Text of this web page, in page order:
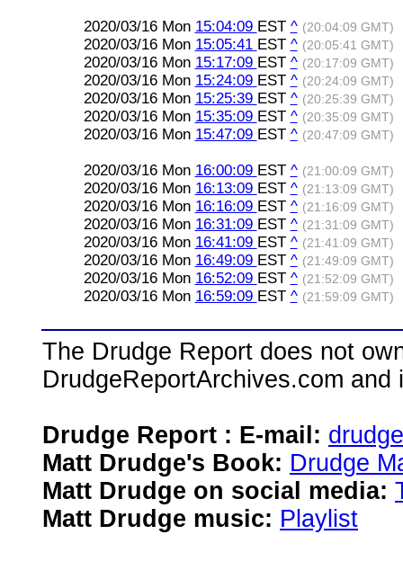
2020/03/16 Mon 15:04:09 EST ^ (20:04:09 GMT)
2020/03/16 Mon 15:05:41 EST ^ (20:05:41 GMT)
2020/03/16 Mon 15:17:09 EST ^ (20:17:09 GMT)
2020/03/16 Mon 15:24:09 EST ^ (20:24:09 GMT)
2020/03/16 Mon 15:25:39 EST ^ (20:25:39 GMT)
2020/03/16 Mon 15:35:09 EST ^ (20:35:09 GMT)
2020/03/16 Mon 15:47:09 EST ^ (20:47:09 GMT)
2020/03/16 Mon 16:00:09 EST ^ (21:00:09 GMT)
2020/03/16 Mon 16:13:09 EST ^ (21:13:09 GMT)
2020/03/16 Mon 16:16:09 EST ^ (21:16:09 GMT)
2020/03/16 Mon 16:31:09 EST ^ (21:31:09 GMT)
2020/03/16 Mon 16:41:09 EST ^ (21:41:09 GMT)
2020/03/16 Mon 16:49:09 EST ^ (21:49:09 GMT)
2020/03/16 Mon 16:52:09 EST ^ (21:52:09 GMT)
2020/03/16 Mon 16:59:09 EST ^ (21:59:09 GMT)
The Drudge Report does not
DrudgeReportArchives.com
Drudge Report : E-mail:
Matt Drudge's Book: Drudge
Matt Drudge on social media:
Matt Drudge music: Playlist